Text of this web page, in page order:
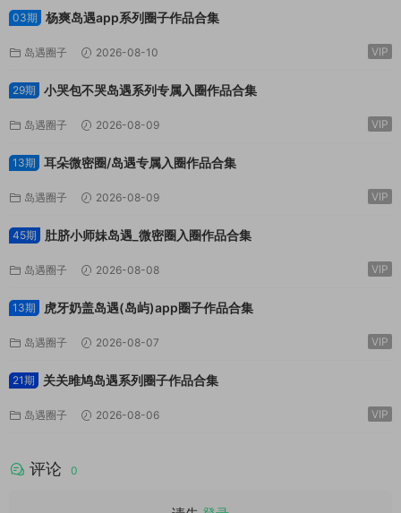
03期 杨爽岛遇app系列圈子作品合集
岛遇圈子 2026-08-10 VIP
29期 小哭包不哭岛遇系列专属入圈作品合集
岛遇圈子 2026-08-09 VIP
13期 耳朵微密圈/岛遇专属入圈作品合集
岛遇圈子 2026-08-09 VIP
45期 肚脐小师妹岛遇_微密圈入圈作品合集
岛遇圈子 2026-08-08 VIP
13期 虎牙奶盖岛遇(岛屿)app圈子作品合集
岛遇圈子 2026-08-07 VIP
21期 关关雎鸠岛遇系列圈子作品合集
岛遇圈子 2026-08-06 VIP
评论 0